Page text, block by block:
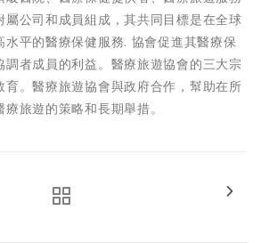
屬公司和成員組成，其共同目標是在全球
平的醫療保健服務. 協會促進其醫療保
調者成員的利益。醫療旅遊協會的三大宗
育。醫療旅遊協會與政府合作，幫助在所
旅遊的策略和長期舉措。